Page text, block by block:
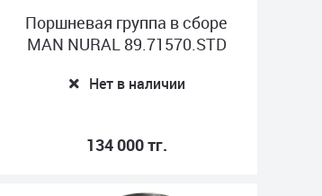
Поршневая группа в сборе
MAN NURAL 89.71570.STD
Нет в наличии
134 000 тг.